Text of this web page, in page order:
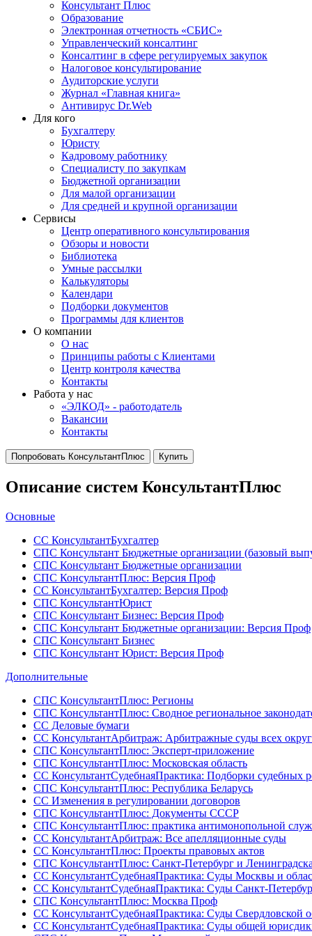
Консультант Плюс
Образование
Электронная отчетность «СБИС»
Управленческий консалтинг
Консалтинг в сфере регулируемых закупок
Налоговое консультирование
Аудиторские услуги
Журнал «Главная книга»
Антивирус Dr.Web
Для кого
Бухгалтеру
Юристу
Кадровому работнику
Специалисту по закупкам
Бюджетной организации
Для малой организации
Для средней и крупной организации
Сервисы
Центр оперативного консультирования
Обзоры и новости
Библиотека
Умные рассылки
Калькуляторы
Календари
Подборки документов
Программы для клиентов
О компании
О нас
Принципы работы с Клиентами
Центр контроля качества
Контакты
Работа у нас
«ЭЛКОД» - работодатель
Вакансии
Контакты
Попробовать КонсультантПлюс Купить
Описание систем КонсультантПлюс
Основные
СС КонсультантБухгалтер
СПС Консультант Бюджетные организации (базовый
СПС Консультант Бюджетные организации
СПС КонсультантПлюс: Версия Проф
СС КонсультантБухгалтер: Версия Проф
СПС КонсультантЮрист
СПС Консультант Бизнес: Версия Проф
СПС Консультант Бюджетные организации: Версия Проф
СПС Консультант Бизнес
СПС Консультант Юрист: Версия Проф
Дополнительные
СПС КонсультантПлюс: Регионы
СПС КонсультантПлюс: Сводное региональное
СС Деловые бумаги
СС КонсультантАрбитраж: Арбитражные суды всех
СПС КонсультантПлюс: Эксперт-приложение
СПС КонсультантПлюс: Московская область
СС КонсультантСудебнаяПрактика: Подборки судебных
СПС КонсультантПлюс: Республика Беларусь
СС Изменения в регулировании договоров
СПС КонсультантПлюс: Документы СССР
СПС КонсультантПлюс: практика антимонопольной
СС КонсультантАрбитраж: Все апелляционные суды
СС КонсультантПлюс: Проекты правовых актов
СПС КонсультантПлюс: Санкт-Петербург и
СС КонсультантСудебнаяПрактика: Суды Москвы и
СС КонсультантСудебнаяПрактика: Суды Санкт-
СПС КонсультантПлюс: Москва Проф
СС КонсультантСудебнаяПрактика: Суды Свердловской
СС КонсультантСудебнаяПрактика: Суды общей